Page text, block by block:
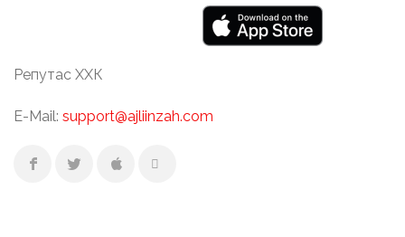
Репутас ХХК
E-Mail: support@ajliinzah.com